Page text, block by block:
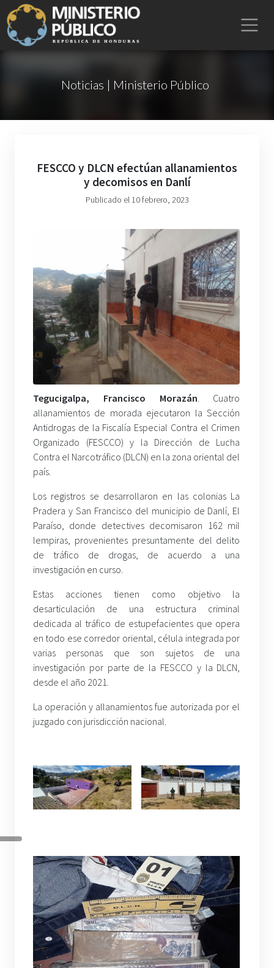
Noticias | Ministerio Público
FESCCO y DLCN efectúan allanamientos
y decomisos en Danlí
Publicado el 10 febrero, 2023
Tegucigalpa, Francisco Morazán . Cuatro
allanamientos de morada ejecutaron la Sección
Antidrogas de la Fiscalía Especial Contra el Crimen
Organizado (FESCCO) y la Dirección de Lucha
Contra el Narcotráfico (DLCN) en la zona oriental del
país.
Los registros se desarrollaron en las colonias La
Pradera y San Francisco del municipio de Danlí, El
Paraíso, donde detectives decomisaron 162 mil
lempiras, provenientes presuntamente del delito
de tráfico de drogas, de acuerdo a una
investigación en curso.
Estas acciones tienen como objetivo la
desarticulación de una estructura criminal
dedicada al tráfico de estupefacientes que opera
en todo ese corredor oriental, célula integrada por
varias personas que son sujetos de una
investigación por parte de la FESCCO y la DLCN,
desde el año 2021.
La operación y allanamientos fue autorizada por el
juzgado con jurisdicción nacional.